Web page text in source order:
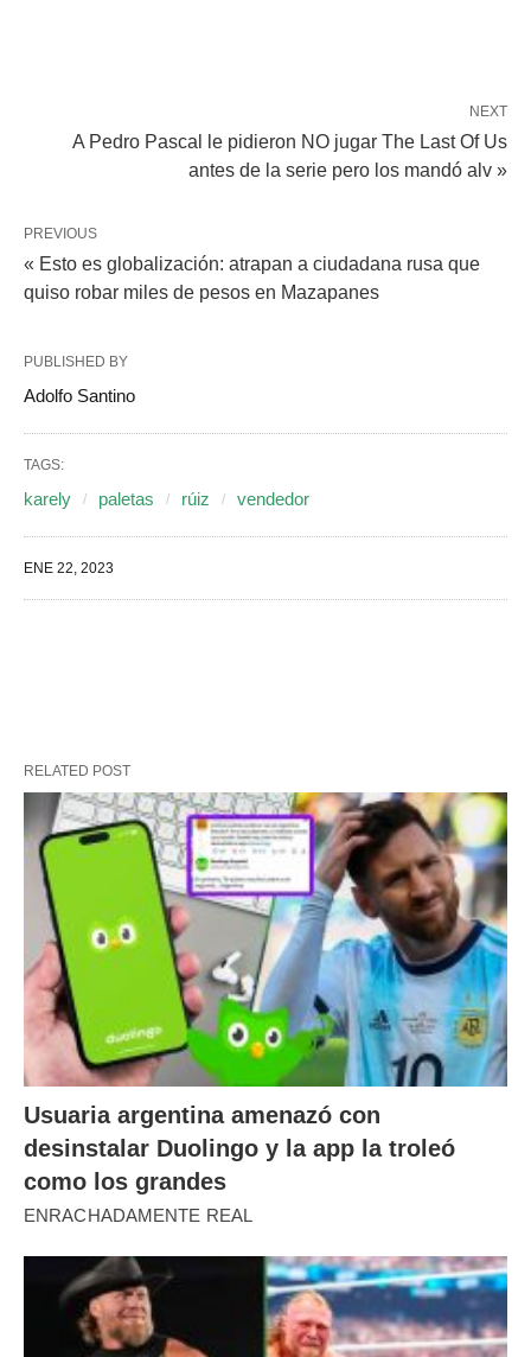
NEXT
A Pedro Pascal le pidieron NO jugar The Last Of Us
antes de la serie pero los mandó alv »
PREVIOUS
« Esto es globalización: atrapan a ciudadana rusa que
quiso robar miles de pesos en Mazapanes
PUBLISHED BY
Adolfo Santino
TAGS:
karely paletas rúiz vendedor
ENE 22, 2023
RELATED POST
Usuaria argentina amenazó con
desinstalar Duolingo y la app la troleó
como los grandes
ENRACHADAMENTE REAL